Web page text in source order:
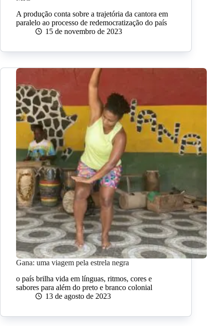
A produção conta sobre a trajetória da cantora em
paralelo ao processo de redemocratização do país
15 de novembro de 2023
Gana: uma viagem pela estrela negra
o país brilha vida em línguas, ritmos, cores e
sabores para além do preto e branco colonial
13 de agosto de 2023